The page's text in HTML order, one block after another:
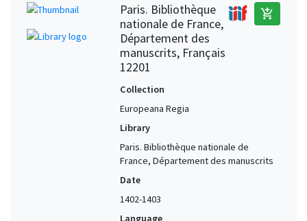
Paris. Bibliothèque
nationale de France,
Département des
manuscrits, Français
12201
add_shopping_cart
Collection
Europeana Regia
Library
Paris. Bibliothèque nationale de
France, Département des manuscrits
Date
1402-1403
Language